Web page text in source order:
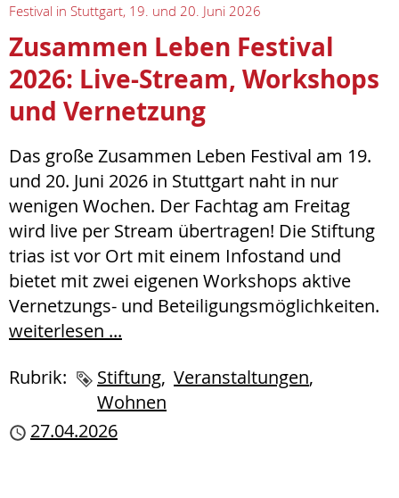
Festival in Stuttgart, 19. und 20. Juni 2026
Zusammen Leben Festival
2026: Live-Stream, Workshops
und Vernetzung
Das große Zusammen Leben Festival am 19.
und 20. Juni 2026 in Stuttgart naht in nur
wenigen Wochen. Der Fachtag am Freitag
wird live per Stream übertragen! Die Stiftung
trias ist vor Ort mit einem Infostand und
bietet mit zwei eigenen Workshops aktive
Vernetzungs- und Beteiligungsmöglichkeiten.
weiterlesen ...
Rubrik:
Schlagworte
Stiftung Veranstaltungen
Wohnen
Publiziert
27.04.2026